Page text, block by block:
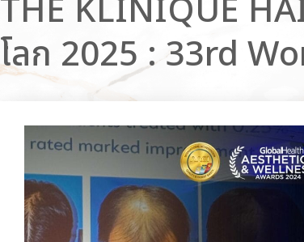
THE KLINIQUE
โลก 2025 : 33rd